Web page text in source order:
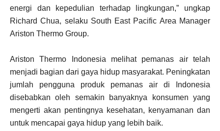
energi dan kepedulian terhadap lingkungan,” ungkap
Richard Chua, selaku South East Pacific Area Manager
Ariston Thermo Group.
Ariston Thermo Indonesia melihat pemanas air telah
menjadi bagian dari gaya hidup masyarakat. Peningkatan
jumlah pengguna produk pemanas air di Indonesia
disebabkan oleh semakin banyaknya konsumen yang
mengerti akan pentingnya kesehatan, kenyamanan dan
untuk mencapai gaya hidup yang lebih baik.